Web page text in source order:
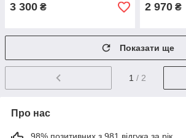
3 300 ₴ 2 970 ₴
Показати ще
1 / 2
Про нас